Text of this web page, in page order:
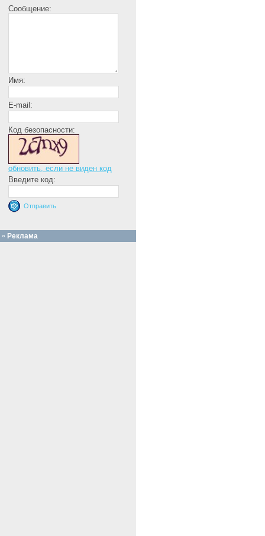
Сообщение:
Имя:
E-mail:
Код безопасности:
обновить, если не виден код
Введите код:
Реклама